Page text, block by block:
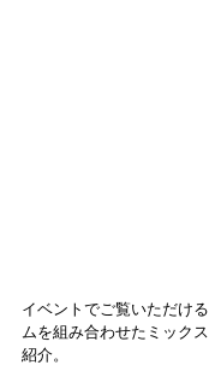
イベントでご覧いただけ
ムを組み合わせたミック
紹介。